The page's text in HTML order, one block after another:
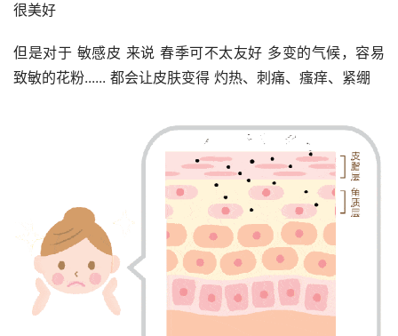
很美好
但是对于 敏感皮 来说 春季可不太友好 多变的气候，容易
致敏的花粉...... 都会让皮肤变得 灼热、刺痛、瘙痒、紧绷